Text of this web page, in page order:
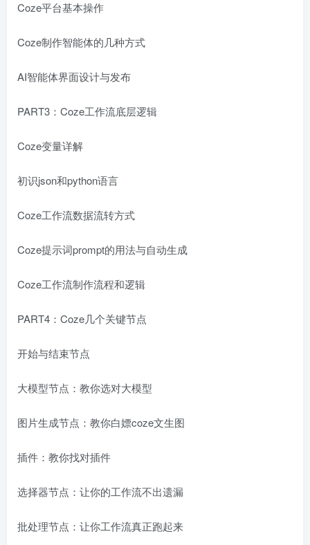
Coze平台基本操作
Coze制作智能体的几种方式
AI智能体界面设计与发布
PART3：Coze工作流底层逻辑
Coze变量详解
初识json和python语言
Coze工作流数据流转方式
Coze提示词prompt的用法与自动生成
Coze工作流制作流程和逻辑
PART4：Coze几个关键节点
开始与结束节点
大模型节点：教你选对大模型
图片生成节点：教你白嫖coze文生图
插件：教你找对插件
选择器节点：让你的工作流不出遗漏
批处理节点：让你工作流真正跑起来